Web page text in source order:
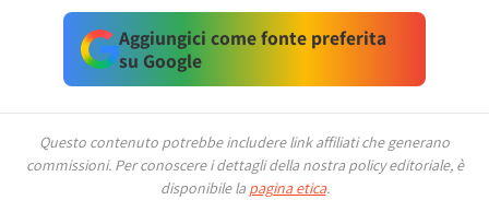
Aggiungici come fonte preferita
su Google
Questo contenuto potrebbe includere link affiliati che generano
commissioni. Per conoscere i dettagli della nostra policy editoriale, è
disponibile la pagina etica.